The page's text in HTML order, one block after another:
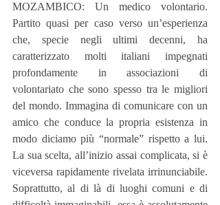
MOZAMBICO: Un medico volontario.
Partito quasi per caso verso un’esperienza
che, specie negli ultimi decenni, ha
caratterizzato molti italiani impegnati
profondamente in associazioni di
volontariato che sono spesso tra le migliori
del mondo. Immagina di comunicare con un
amico che conduce la propria esistenza in
modo diciamo più “normale” rispetto a lui.
La sua scelta, all’inizio assai complicata, si è
viceversa rapidamente rivelata irrinunciabile.
Soprattutto, al di là di luoghi comuni e di